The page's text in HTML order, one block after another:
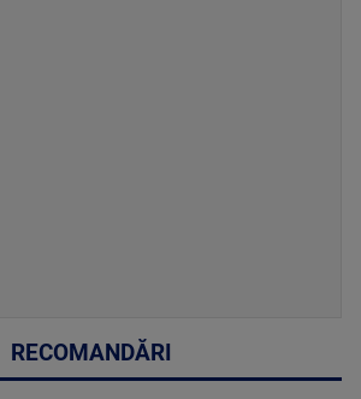
RECOMANDĂRI